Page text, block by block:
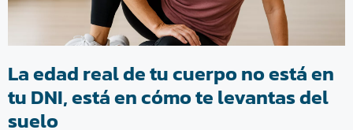
La edad real de tu cuerpo no está en
tu DNI, está en cómo te levantas del
suelo